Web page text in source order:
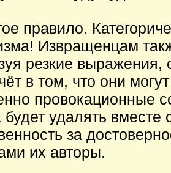
правило.
Извращенцам
резкие выражения,
в том, что они
провокационные
удалять вместе
за
их авторы.